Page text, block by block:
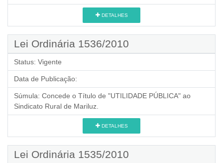
DETALHES
Lei Ordinária 1536/2010
Status: Vigente
Data de Publicação:
Súmula: Concede o Título de "UTILIDADE PÚBLICA" ao
Sindicato Rural de Mariluz.
DETALHES
Lei Ordinária 1535/2010